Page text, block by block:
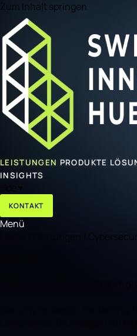
Zum Inhalt springen
LEISTUNGEN PRODUKTE
INSIGHTS
KONTAKT
Menü